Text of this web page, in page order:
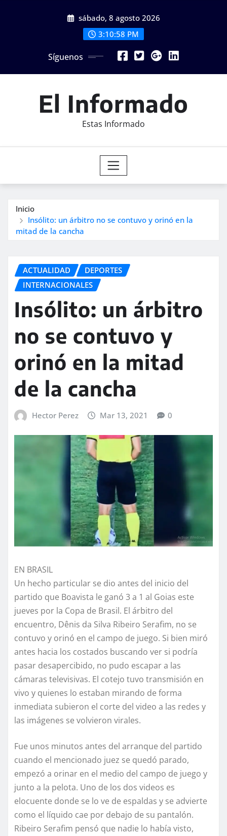
sábado, 8 agosto 2026
3:11:00 PM
Síguenos
El Informado
Estas Informado
Inicio
Insólito: un árbitro no se contuvo y orinó en la
mitad de la cancha
ACTUALIDAD
DEPORTES
INTERNACIONALES
Insólito: un árbitro
no se contuvo y
orinó en la mitad
de la cancha
Hector Perez Mar 13, 2021 0
EN BRASIL
Un hecho particular se dio antes del inicio del
partido que Boavista le ganó 3 a 1 al Goias este
jueves por la Copa de Brasil. El árbitro del
encuentro, Dênis da Silva Ribeiro Serafim, no se
contuvo y orinó en el campo de juego. Si bien miró
antes hacia los costados buscando ver si podría
pasar desapercibido, no pudo escapar a las
cámaras televisivas. El cotejo tuvo transmisión en
vivo y quienes lo estaban mirando de forma
inmediata subieron el corte del video a las redes y
las imágenes se volvieron virales.
Fue unos minutos antes del arranque del partido
cuando el mencionado juez se quedó parado,
empezó a orinar en el medio del campo de juego y
junto a la pelota. Uno de los dos videos es
elocuente donde se lo ve de espaldas y se advierte
como el líquido cae por debajo de su pantalón.
Ribeiro Serafim pensó que nadie lo había visto,